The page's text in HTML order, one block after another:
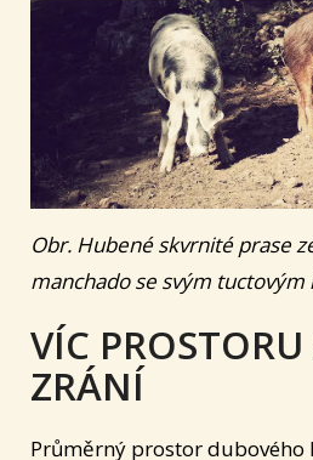
Obr. Hubené skvrnité prase
manchado se svým tuctovým
VÍC
ZRÁNÍ
Průměrný prostor dubového